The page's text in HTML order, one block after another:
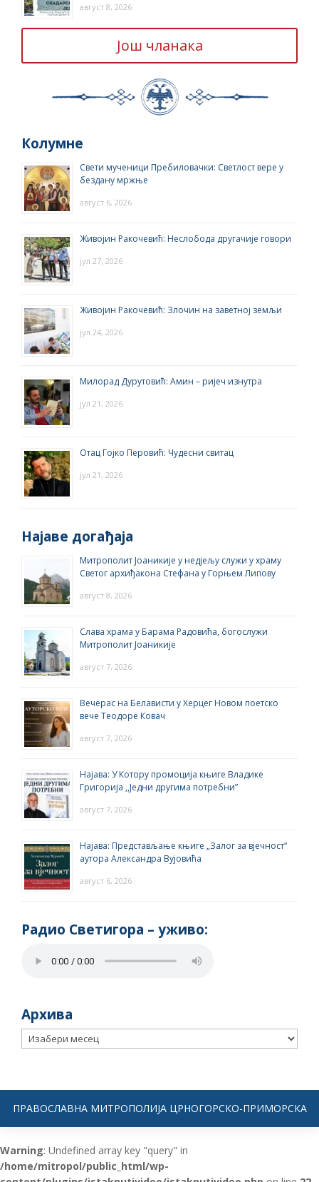
август 8, 2026
Још чланака
Колумне
Свети мученици Пребиловачки: Светлост вере у
бездану мржње
август 6, 2026
Живојин Ракочевић: Неслобода другачије говори
јул 27, 2026
Живојин Ракочевић: Злочин на заветној земљи
јул 24, 2026
Милорад Дурутовић: Амин – ријеч изнутра
јул 21, 2026
Отац Гојко Перовић: Чудесни свитац
јул 21, 2026
Најаве догађаја
Митрополит Јоаникије у недјељу служи у храму
Светог архиђакона Стефана у Горњем Липову
август 8, 2026
Слава храма у Барама Радовића, богослужи
Митрополит Јоаникије
август 7, 2026
Вечерас на Белависти у Херцег Новом поетско
вече Теодоре Ковач
август 7, 2026
Најава: У Котору промоција књиге Владике
Григорија ,,Једни другима потребни”
август 7, 2026
Најава: Представљање књиге „Залог за вјечност“
аутора Александра Вујовића
август 6, 2026
Радио Светигора – yживо:
Архива
Архива
ПРАВОСЛАВНА МИТРОПОЛИЈА ЦРНОГОРСКО-ПРИМОРСКА
Warning: Undefined array key "query" in
/home/mitropol/public_html/wp-